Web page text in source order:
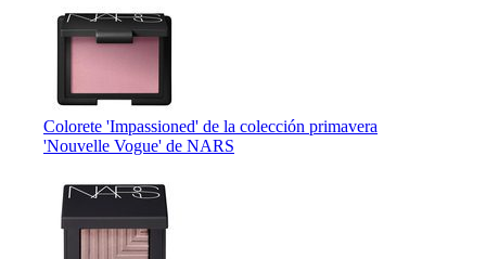
Colorete 'Impassioned' de la colección primavera
'Nouvelle Vogue' de NARS